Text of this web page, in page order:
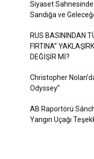
Siyaset Sahnesinde
Sandığa ve
RUS BASININDAN
FIRTINA”
DEĞİŞİR Mİ?
Christopher
Odyssey”
AB Raportörü
Yangın Uçağı